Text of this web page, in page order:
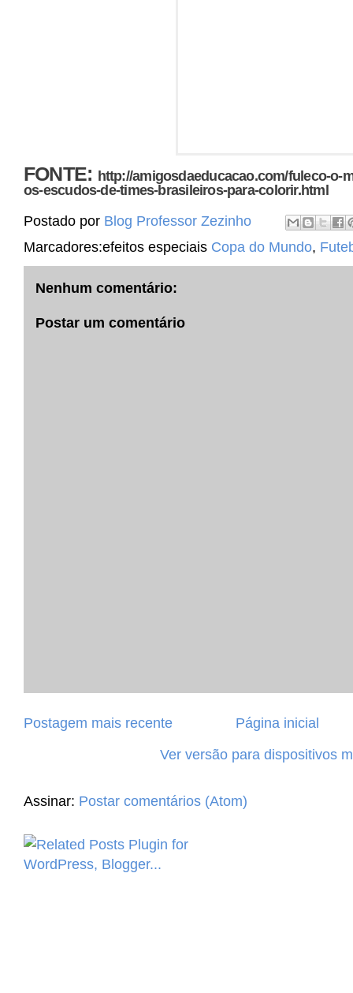
FONTE: http://amigosdaeducacao.com/fuleco-o-
os-escudos-de-times-brasileiros-para-colorir.html
Postado por Blog Professor Zezinho
Marcadores:efeitos especiais Copa do Mundo,
Nenhum comentário:
Postar um comentário
Postagem mais recente
Página inicial
Ver versão para dispositivos
Assinar: Postar comentários (Atom)